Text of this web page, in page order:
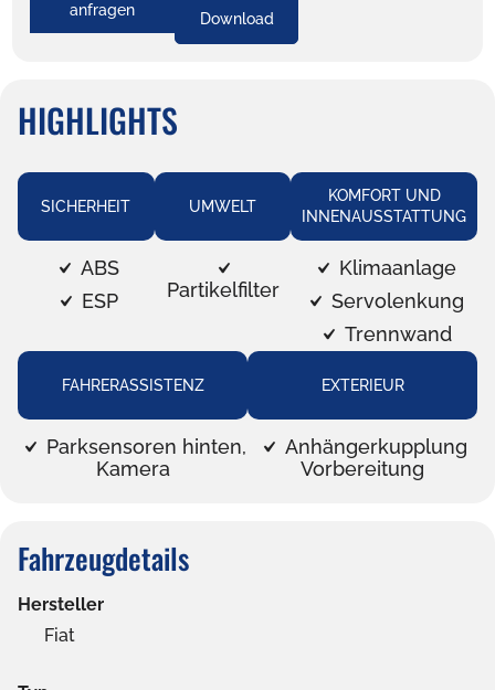
anfragen
Download
HIGHLIGHTS
SICHERHEIT
ABS
ESP
UMWELT
Partikelfilter
KOMFORT UND
INNENAUSSTATTUNG
Klimaanlage
Servolenkung
Trennwand
FAHRERASSISTENZ
Parksensoren hinten,
Kamera
EXTERIEUR
Anhängerkupplung
Vorbereitung
Fahrzeugdetails
Hersteller
Fiat